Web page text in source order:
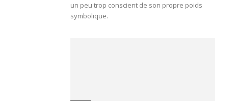
un peu trop conscient de son propre poids
symbolique.